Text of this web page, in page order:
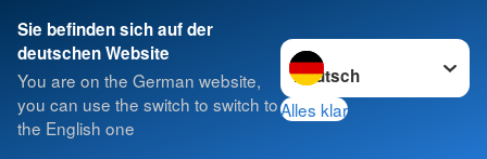
Sie befinden sich auf der
deutschen Website
You are on the German website,
you can use the switch to switch to
the English one
Sprache wechseln zu
Alles klar